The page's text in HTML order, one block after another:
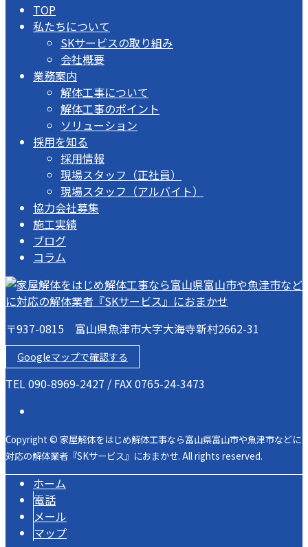
TOP
私たちについて
SKサービスの取り組み
会社概要
業務案内
解体工事について
解体工事のポイント
ソリューション
採用を知る
採用情報
現場スタッフ（正社員）
現場スタッフ（アルバイト）
協力会社募集
施工実績
ブログ
コラム
〒937-0815 富山県魚津市大字大海寺新村2662-31
Googleマップで確認する
TEL 090-8969-2427 / FAX 0765-24-3473
Copyright © 家屋解体をはじめ解体工事なら富山県富山市や魚津市などに
対応の解体業者『SKサービス』におまかせ. All rights reserved.
ホーム
電話
メール
マップ